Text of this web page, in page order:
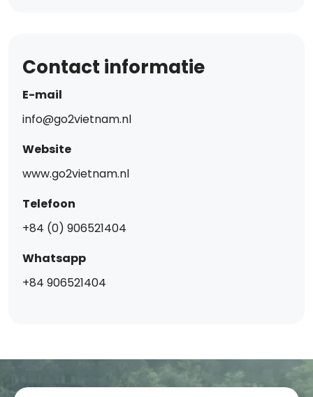
Contact informatie
E-mail
info@go2vietnam.nl
Website
www.go2vietnam.nl
Telefoon
+84 (0) 906521404
Whatsapp
+84 906521404